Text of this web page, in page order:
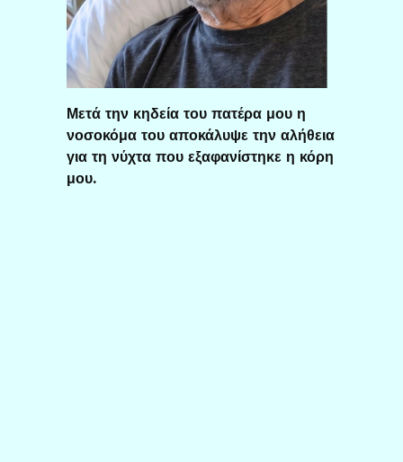
Μετά την κηδεία του πατέρα μου η
νοσοκόμα του αποκάλυψε την αλήθεια
για τη νύχτα που εξαφανίστηκε η κόρη
μου.